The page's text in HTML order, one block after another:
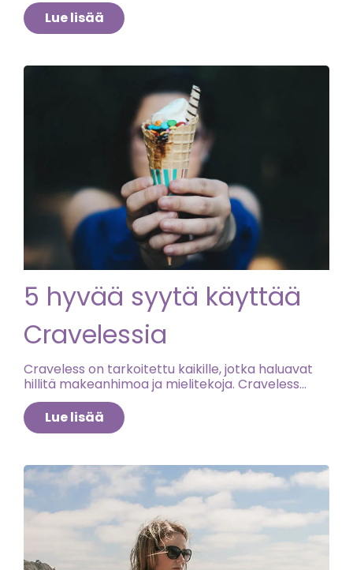
jotain makeaa". Ja tuota biologiaa voi oikeasti
hallita. Tässä kymmenen konkreettista keinoa
makeanhimo ruokailun jälkeen tai ymmärtää
mikä auttaa makeanhimoon yleisesti.
Lue lisää
5 hyvää syytä käyttää
Cravelessia
Craveless on tarkoitettu kaikille, jotka haluavat
hillitä makeanhimoa ja mielitekoja. Craveless
sisältää kromia, joka auttaa vakauttamaan
verensokeria – mikä puolestaan johtaa
makeanhimon vähenemiseen.
Lue lisää